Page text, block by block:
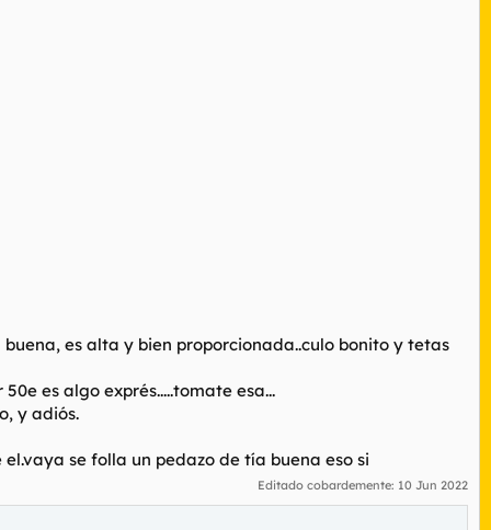
es alta y bien proporcionada..culo bonito y tetas
es algo exprés.....tomate esa...
y adiós.
se folla un pedazo de tía buena eso si
Editado cobardemente: 10 Jun 2022